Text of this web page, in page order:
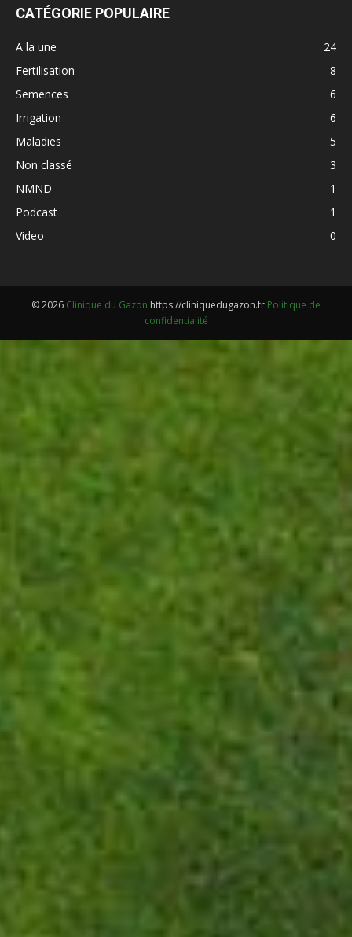
CATÉGORIE POPULAIRE
A la une
24
Fertilisation
8
Semences
6
Irrigation
6
Maladies
5
Non classé
3
NMND
1
Podcast
1
Video
0
© 2026 Clinique du Gazon https://cliniquedugazon.fr Politique de
confidentialité